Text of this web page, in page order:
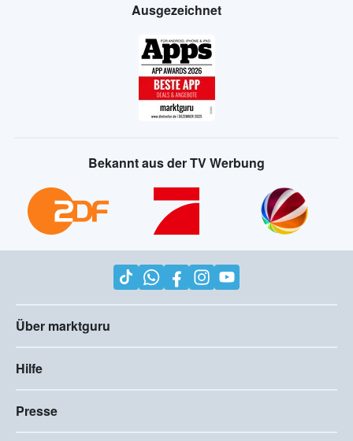
Ausgezeichnet
Bekannt aus der TV Werbung
Über marktguru
Hilfe
Presse